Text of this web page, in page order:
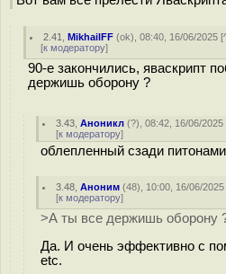
2.41 ,MikhailFF (ok), 08:40, 16/06/2025 [
[к модератору]
90-е закончились, яваскрипт
держишь оборону ?
3.43 ,Аноникл (?), 08:42, 16/06/2025
[к модератору]
облепленный сзади питонами
3.48 ,Аноним (48), 10:00, 16/06/2025
[к модератору]
>А ты все держишь оборону
Да. И очень эффективно с
etc.